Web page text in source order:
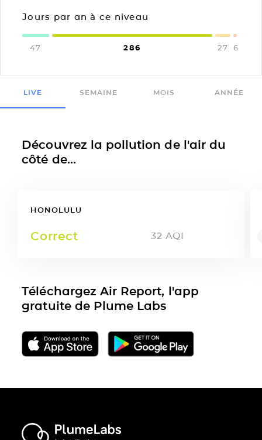
Jours par an à ce niveau
47 286 27 6
LIVE SEMAINE MOIS ANNÉE
Découvrez la pollution de l'air du
côté de...
HONOLULU
Correct 32 AQI
Téléchargez Air Report, l'app
gratuite de Plume Labs